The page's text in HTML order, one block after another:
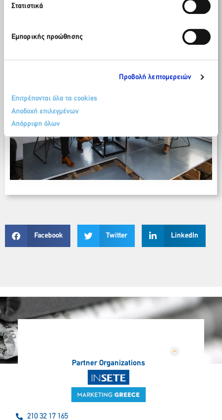
Στατιστικά
Εμπορικής προώθησης
Προβολή λεπτομερειών
Επιτρέπονται όλα τα cookies
Αποδοχή επιλεγμένων
Απόρριψη όλων
Facebook Twitter LinkedIn
Partner Organizations
210 32 17 165